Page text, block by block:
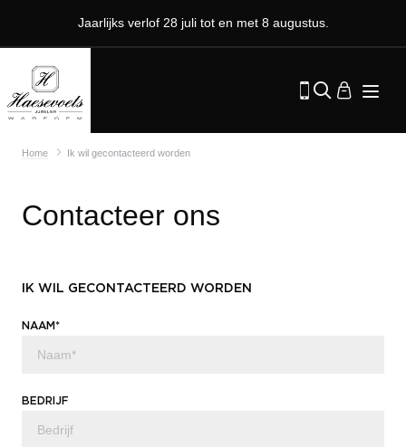
Jaarlijks verlof 28 juli tot en met 8 augustus.
Home Ik wil gecontacteerd worden
Contacteer ons
IK WIL GECONTACTEERD WORDEN
NAAM*
BEDRIJF